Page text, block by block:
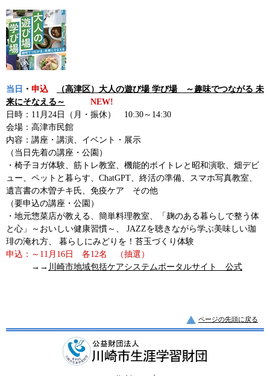
当日 ・ 申込
（高津区）大人の遊び場 学び場 ～趣味でつながる 未
来にそなえる～
NEW!
日時：11月24日（月・振休） 10:30～14:30
会場：高津市民館
内容：講座・講演、イベント・展示
（当日先着の講座・公園）
・椅子ヨガ体験、筋トレ教室、機能的ボイトレと昭和演歌、畑デビ
ュー、ペットと暮らす、ChatGPT、終活の準備、スマホ写真教室、
遺言書の木曽チキ氏、免疫ケア その他
（要申込の講座・公園）
・地元惣菜店が教える、簡単料理教室、「麹のある暮らしで整う体
と心」～おいしい健康習慣～、 JAZZを聴きながら学ぶ美味しい珈
琲の淹れ方、 暮らしにみどりを！苔玉づくり体験
申込：～11月16日 各12名 （抽選）
→→ 川崎市地域包括ケアシステムポータルサイト 公式
ページの先頭に戻る